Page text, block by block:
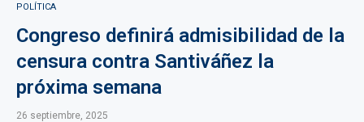
POLÍTICA
Congreso definirá admisibilidad de la
censura contra Santiváñez la
próxima semana
26 septiembre, 2025